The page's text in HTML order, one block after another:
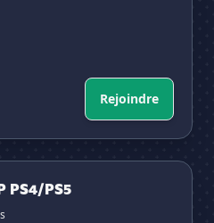
Rejoindre
PS4/PS5